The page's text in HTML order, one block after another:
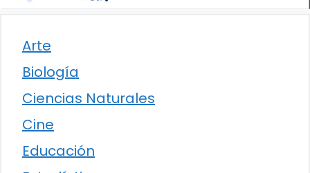
Arte
Biología
Ciencias Naturales
Cine
Educación